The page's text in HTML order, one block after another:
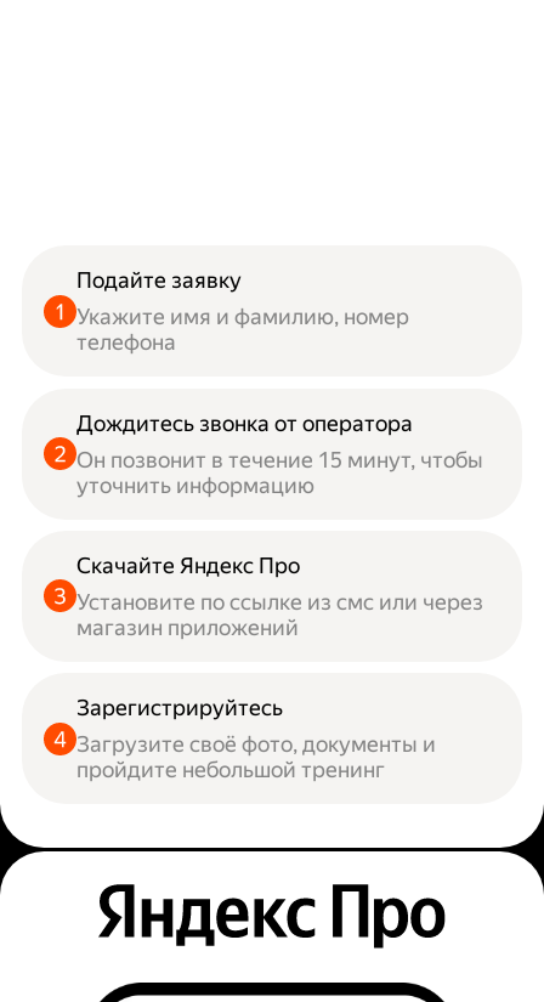
Подайте заявку
Укажите имя и фамилию, номер
телефона
Дождитесь звонка от оператора
Он позвонит в течение 15 минут, чтобы
уточнить информацию
Скачайте Яндекс Про
Установите по ссылке из смс или через
магазин приложений
Зарегистрируйтесь
Загрузите своё фото, документы и
пройдите небольшой тренинг